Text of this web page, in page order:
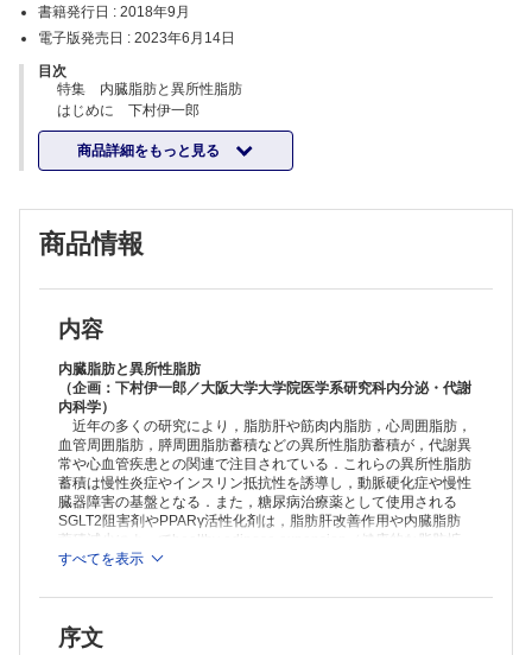
書籍発行日 : 2018年9月
電子版発売日 : 2023年6月14日
目次
特集 内臓脂肪と異所性脂肪
はじめに 下村伊一郎
内臓脂肪 西澤 均
非アルコール性脂肪性肝疾患・非アルコール性脂肪肝炎
（NAFLD/NASH） 鎌田佳宏
島袋充生
高輝度膵と生活習慣病 大洞昭博・小島孝雄
連載
Sustainable Development を目指した予防医学(18)
環境と子どもの健康に関する予防医学：WHO の動向 戸髙恵美子
移行期医療－成人に達する/達した患者への医療(11)
小児消化器疾患 清水俊明・大塚宜一
連載TOPICS
循環器内科学 KLF5による臓器間連携を介した新規心臓恒常性維持機
構 藤生克仁
生化学・分子生物学 Long non-coding RNA から翻訳される機能性ポ
リペプチド 松本有樹修
整形外科学 FOP 患者由来iPS 細胞を用いた創薬 日野恭介・他
連載FORUM
Wisely キャンペーン：医療における過剰使用問題の解決に向けた共通
の取組み Karen Born・Wendy Levinson
パリから見えるこの世界(71) 最初の外科医アンブロワーズ・パレ，あ
るいは癒しの哲学と驚くべき活力 矢倉英隆
商品詳細をもっと見る
商品情報
内容
内臓脂肪と異所性脂肪
（企画：下村伊一郎／大阪大学大学院医学系研究科内分泌・代謝
内科学）
近年の多くの研究により，脂肪肝や筋肉内脂肪，心周囲脂肪，
血管周囲脂肪，膵周囲脂肪蓄積などの異所性脂肪蓄積が，代謝異
常や心血管疾患との関連で注目されている．これらの異所性脂肪
蓄積は慢性炎症やインスリン抵抗性を誘導し，動脈硬化症や慢性
臓器障害の基盤となる．また，糖尿病治療薬として使用される
SGLT2阻害剤やPPARγ活性化剤は，脂肪肝改善作用や内臓脂肪
蓄積減少によってhealthy adipose expansion（健康的な脂肪拡
張）を誘導することが注目されている．本特集では，内臓脂肪と
概説いただく．
≫ 「医学のあゆみ」最新号・バックナンバーはこちら
すべてを表示
序文